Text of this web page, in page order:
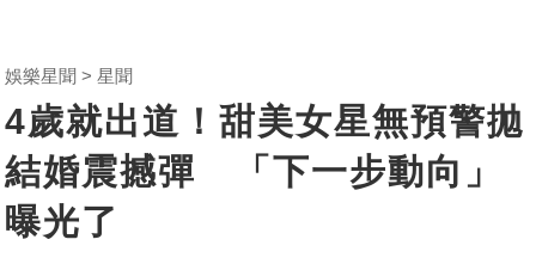
娛樂星聞 星聞
4歲就出道！甜美女星無預警拋
結婚震撼彈 「下一步動向」
曝光了